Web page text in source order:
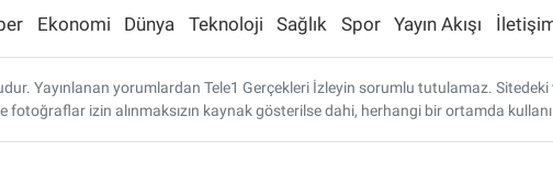
Ekonomi Dünya Teknoloji Sağlık Spor Yayın Akışı
Yayınlanan yorumlardan Tele1 Gerçekleri İzleyin sorumlu tutulamaz. Sitedeki
fotoğraflar izin alınmaksızın kaynak gösterilse dahi, herhangi bir ortamda